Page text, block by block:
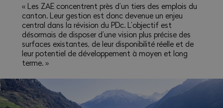
« Les ZAE concentrent près d’un tiers des emplois du
canton. Leur gestion est donc devenue un enjeu
central dans la révision du PDc. L’objectif est
désormais de disposer d’une vision plus précise des
surfaces existantes, de leur disponibilité réelle et de
leur potentiel de développement à moyen et long
terme. »